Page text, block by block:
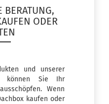
BERATUNG,
ODER
und unserer
können Sie Ihr
Wenn
kaufen oder